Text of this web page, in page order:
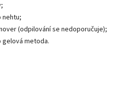
nehtu;
(odpilování se nedoporučuje);
metoda.